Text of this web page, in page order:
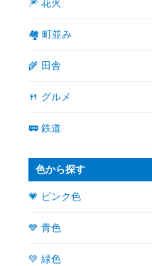
🎆 花火
🏘 町並み
🌾 田舎
🍴 グルメ
🚃 鉄道
色から探す
💗 ピンク色
💙 青色
💚 緑色